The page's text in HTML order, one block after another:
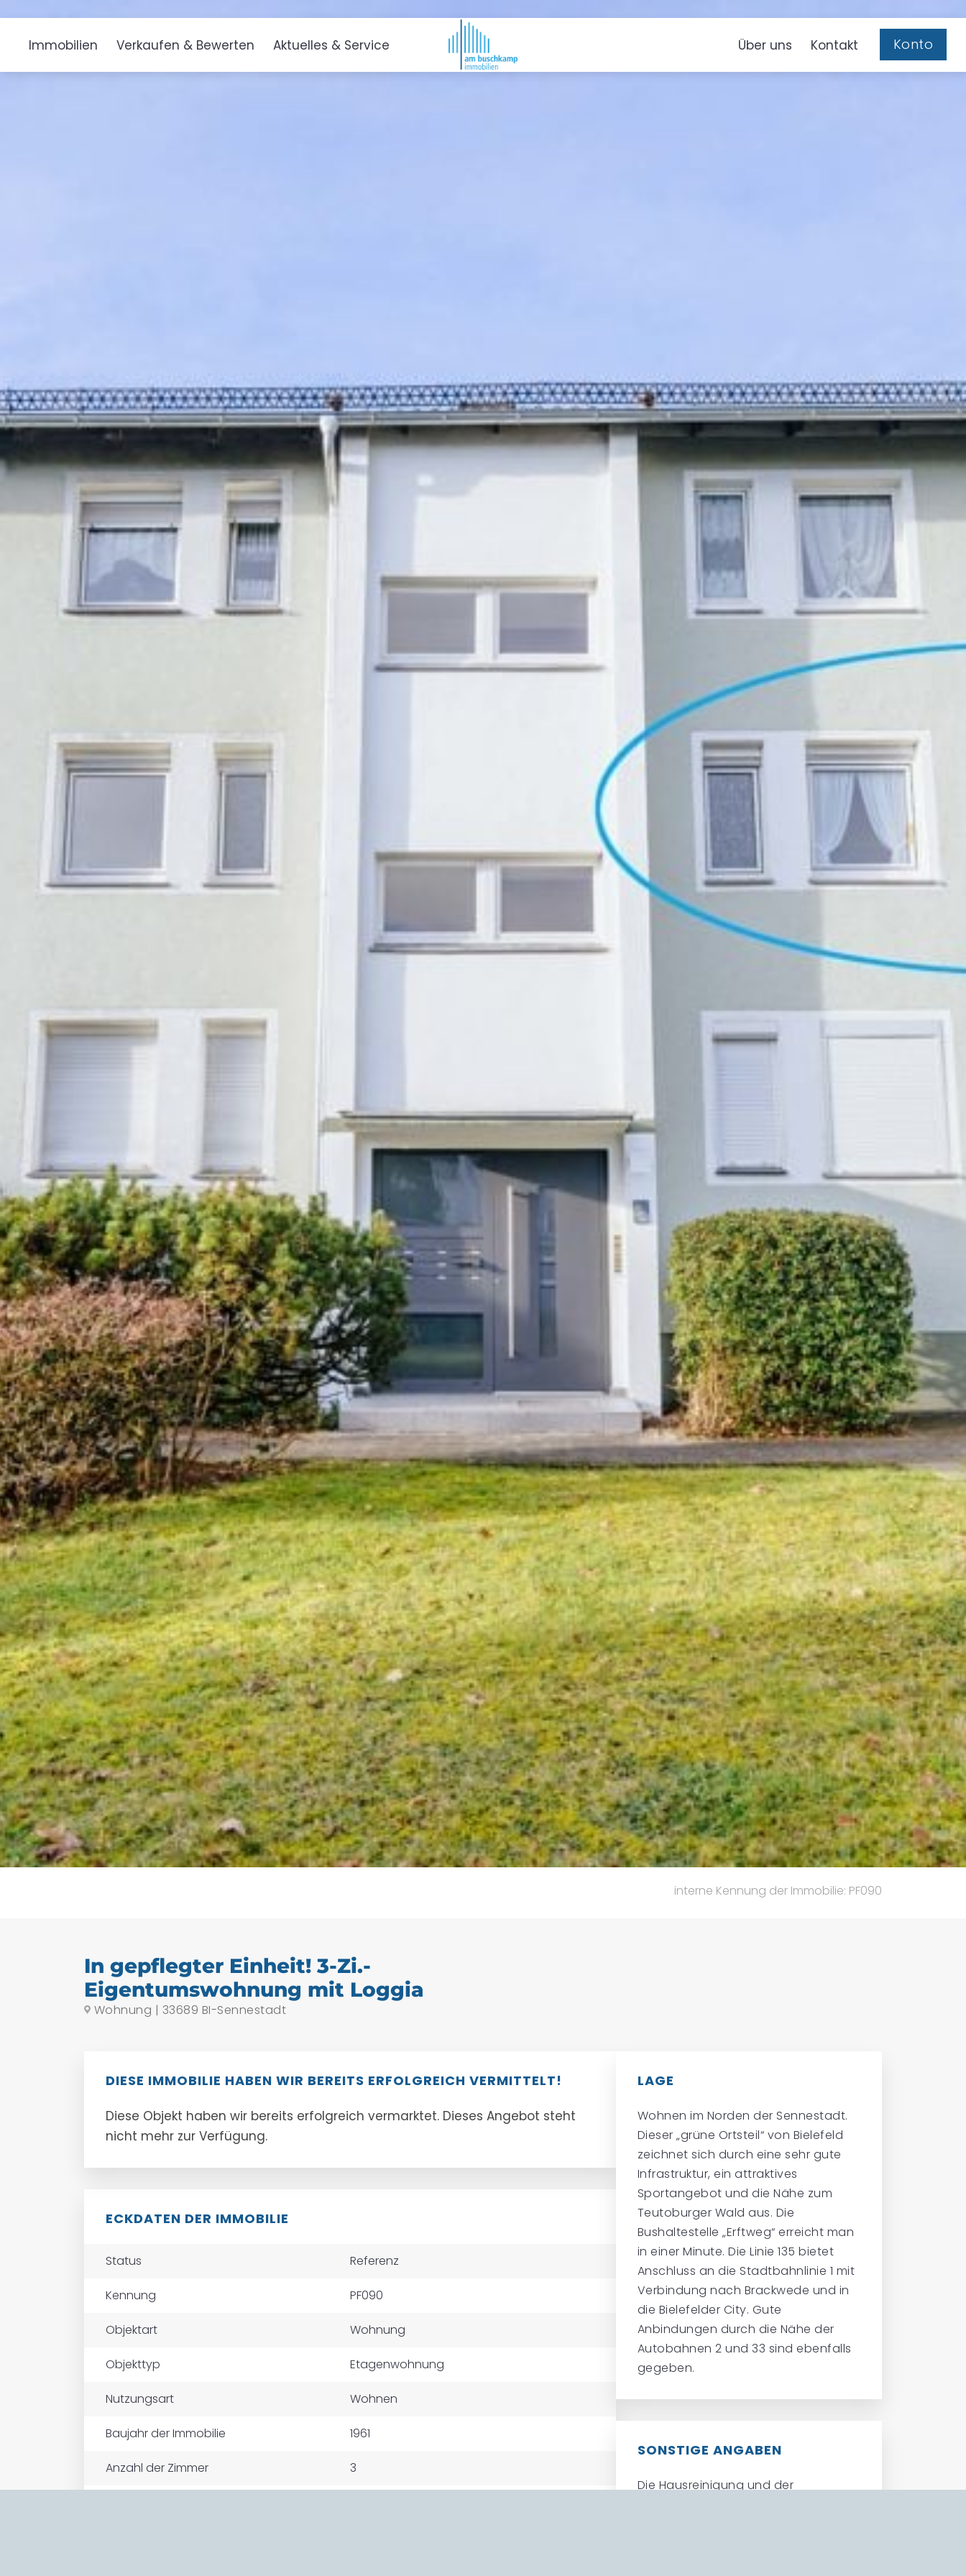
Immobilien Verkaufen & Bewerten Aktuelles & Service Über uns Kontakt Konto
interne Kennung der Immobilie: PF090
In gepflegter Einheit! 3-Zi.-
Eigentumswohnung mit Loggia
Wohnung | 33689 BI-Sennestadt
DIESE IMMOBILIE HABEN WIR BEREITS ERFOLGREICH VERMITTELT!
Diese Objekt haben wir bereits erfolgreich vermarktet. Dieses Angebot steht
nicht mehr zur Verfügung.
ECKDATEN DER IMMOBILIE
Status Referenz
Kennung PF090
Objektart Wohnung
Objekttyp Etagenwohnung
Nutzungsart Wohnen
Baujahr der Immobilie 1961
Anzahl der Zimmer 3
LAGE
Wohnen im Norden der Sennestadt.
Dieser „grüne Ortsteil“ von Bielefeld
zeichnet sich durch eine sehr gute
Infrastruktur, ein attraktives
Sportangebot und die Nähe zum
Teutoburger Wald aus. Die
Bushaltestelle „Erftweg“ erreicht man
in einer Minute. Die Linie 135 bietet
Anschluss an die Stadtbahnlinie 1 mit
Verbindung nach Brackwede und in
die Bielefelder City. Gute
Anbindungen durch die Nähe der
Autobahnen 2 und 33 sind ebenfalls
gegeben.
SONSTIGE ANGABEN
Die Hausreinigung und der